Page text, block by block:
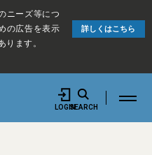
ニーズ等につ
の広告を表示
ます。
詳しくはこちら
LOGINSEARCH